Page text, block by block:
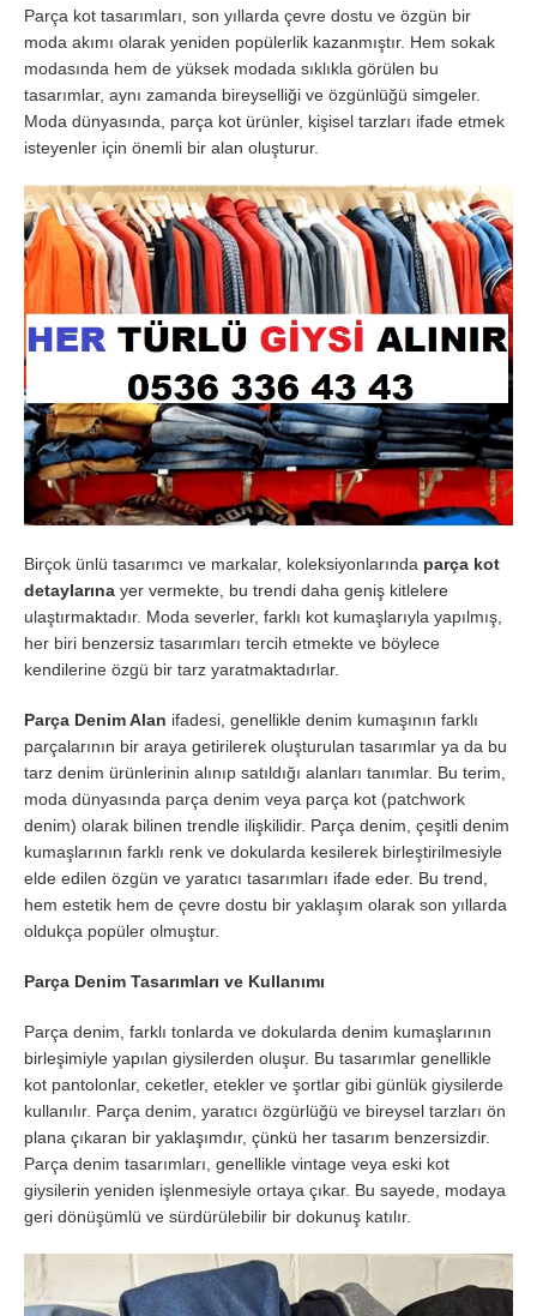
Parça kot tasarımları, son yıllarda çevre dostu ve özgün bir
moda akımı olarak yeniden popülerlik kazanmıştır. Hem sokak
modasında hem de yüksek modada sıklıkla görülen bu
tasarımlar, aynı zamanda bireyselliği ve özgünlüğü simgeler.
Moda dünyasında, parça kot ürünler, kişisel tarzları ifade etmek
isteyenler için önemli bir alan oluşturur.
Birçok ünlü tasarımcı ve markalar, koleksiyonlarında parça kot
detaylarına yer vermekte, bu trendi daha geniş kitlelere
ulaştırmaktadır. Moda severler, farklı kot kumaşlarıyla yapılmış,
her biri benzersiz tasarımları tercih etmekte ve böylece
kendilerine özgü bir tarz yaratmaktadırlar.
Parça Denim Alan ifadesi, genellikle denim kumaşının farklı
parçalarının bir araya getirilerek oluşturulan tasarımlar ya da bu
tarz denim ürünlerinin alınıp satıldığı alanları tanımlar. Bu terim,
moda dünyasında parça denim veya parça kot (patchwork
denim) olarak bilinen trendle ilişkilidir. Parça denim, çeşitli denim
kumaşlarının farklı renk ve dokularda kesilerek birleştirilmesiyle
elde edilen özgün ve yaratıcı tasarımları ifade eder. Bu trend,
hem estetik hem de çevre dostu bir yaklaşım olarak son yıllarda
oldukça popüler olmuştur.
Parça Denim Tasarımları ve Kullanımı
Parça denim, farklı tonlarda ve dokularda denim kumaşlarının
birleşimiyle yapılan giysilerden oluşur. Bu tasarımlar genellikle
kot pantolonlar, ceketler, etekler ve şortlar gibi günlük giysilerde
kullanılır. Parça denim, yaratıcı özgürlüğü ve bireysel tarzları ön
plana çıkaran bir yaklaşımdır, çünkü her tasarım benzersizdir.
Parça denim tasarımları, genellikle vintage veya eski kot
giysilerin yeniden işlenmesiyle ortaya çıkar. Bu sayede, modaya
geri dönüşümlü ve sürdürülebilir bir dokunuş katılır.